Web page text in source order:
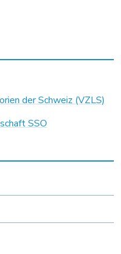
der Schweiz (VZLS)
SSO